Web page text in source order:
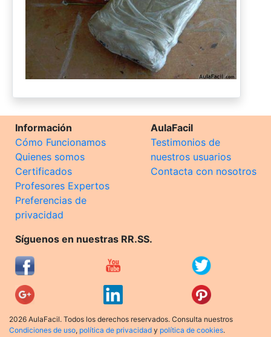
Información
Cómo Funcionamos
Quienes somos
Certificados
Profesores Expertos
Preferencias de
privacidad
AulaFacil
Testimonios de
nuestros usuarios
Contacta con nosotros
Síguenos en nuestras RR.SS.
2026 AulaFacil. Todos los derechos reservados. Consulta nuestros
Condiciones de uso, política de privacidad y política de cookies.